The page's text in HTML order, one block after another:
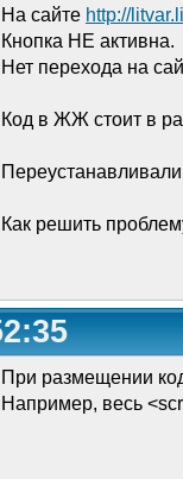
На сайте http://
Кнопка НЕ активна.
Нет перехода на
Код в ЖЖ стоит в
Как решить
При размещении
Например, весь